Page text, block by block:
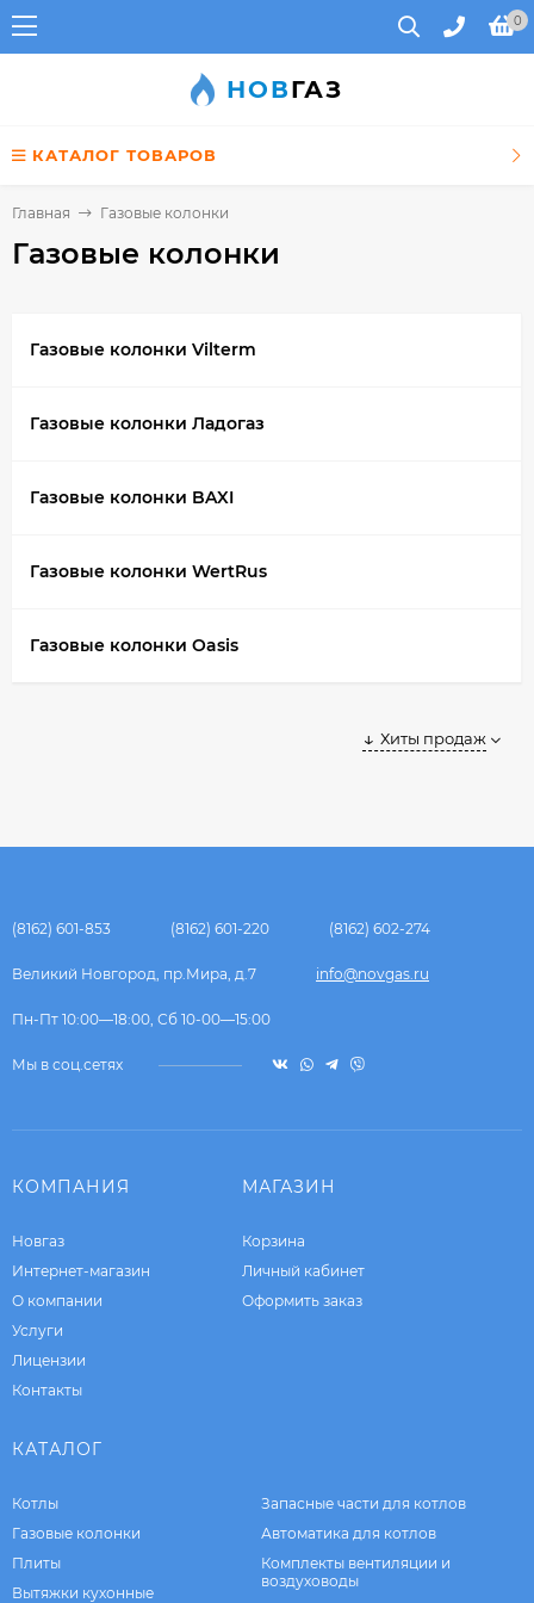
0
НОВГАЗ
КАТАЛОГ ТОВАРОВ
Главная Газовые колонки
Газовые колонки
Газовые колонки Vilterm
Газовые колонки Ладогаз
Газовые колонки BAXI
Газовые колонки WertRus
Газовые колонки Oasis
Хиты продаж
(8162) 601-853 (8162) 601-220 (8162) 602-274
Великий Новгород, пр.Мира, д.7 info@novgas.ru
Пн-Пт 10:00—18:00, Сб 10-00—15:00
Мы в соц.сетях
КОМПАНИЯ
Новгаз
Интернет-магазин
О компании
Услуги
Лицензии
Контакты
МАГАЗИН
Корзина
Личный кабинет
Оформить заказ
КАТАЛОГ
Котлы
Газовые колонки
Плиты
Вытяжки кухонные
Запасные части для котлов
Автоматика для котлов
Комплекты вентиляции и
воздуховоды